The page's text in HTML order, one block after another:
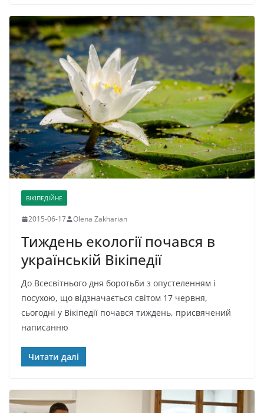
ВІКІПЕДІЙНЕ
2015-06-17 Olena Zakharian
Тиждень екології почався в
українській Вікіпедії
До Всесвітнього дня боротьби з опустеленням і
посухою, що відзначається світом 17 червня,
сьогодні у Вікіпедії почався тиждень, присвячений
написанню
Читати далі